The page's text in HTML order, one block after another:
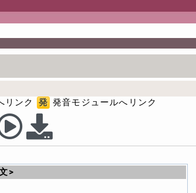
リンク 発 発音モジュールへリンク
>